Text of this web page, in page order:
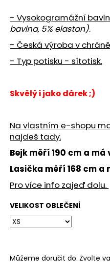
- Vysokogramážní
bavlna, 5% elastan).
- Česká výroba v
- Typ potisku - sítotisk.
Skvělý i jako dárek ;)
Na vlastním e-shopu
najdeš tady.
Bejk měří 190 cm a má
Lasička měří 168 cm a
Pro více info zajeď dolu.
VELIKOST OBLEČENÍ
Můžeme doručit do: Zvolte
j
e
m
PEVNÁ
119
Kč